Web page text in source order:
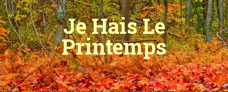
Je Hais Le
Printemps